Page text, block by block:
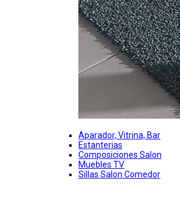
Aparador, Vitrina, Bar
Estanterias
Composiciones Salon
Muebles TV
Sillas Salon Comedor